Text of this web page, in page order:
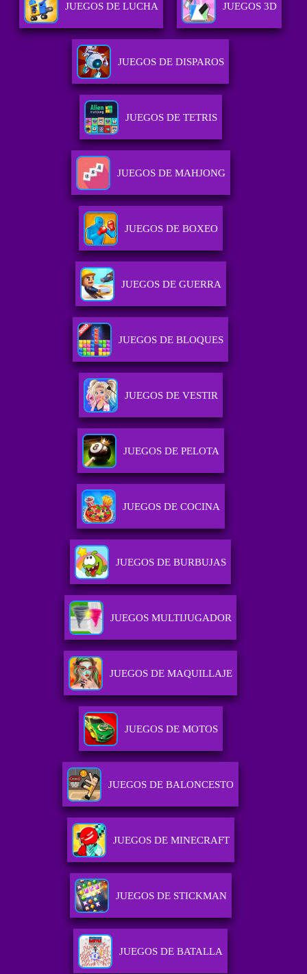
JUEGOS DE LUCHA JUEGOS 3D
JUEGOS DE DISPAROS
JUEGOS DE TETRIS
JUEGOS DE MAHJONG
JUEGOS DE BOXEO
JUEGOS DE GUERRA
JUEGOS DE BLOQUES
JUEGOS DE VESTIR
JUEGOS DE PELOTA
JUEGOS DE COCINA
JUEGOS DE BURBUJAS
JUEGOS MULTIJUGADOR
JUEGOS DE MAQUILLAJE
JUEGOS DE MOTOS
JUEGOS DE BALONCESTO
JUEGOS DE MINECRAFT
JUEGOS DE STICKMAN
JUEGOS DE BATALLA